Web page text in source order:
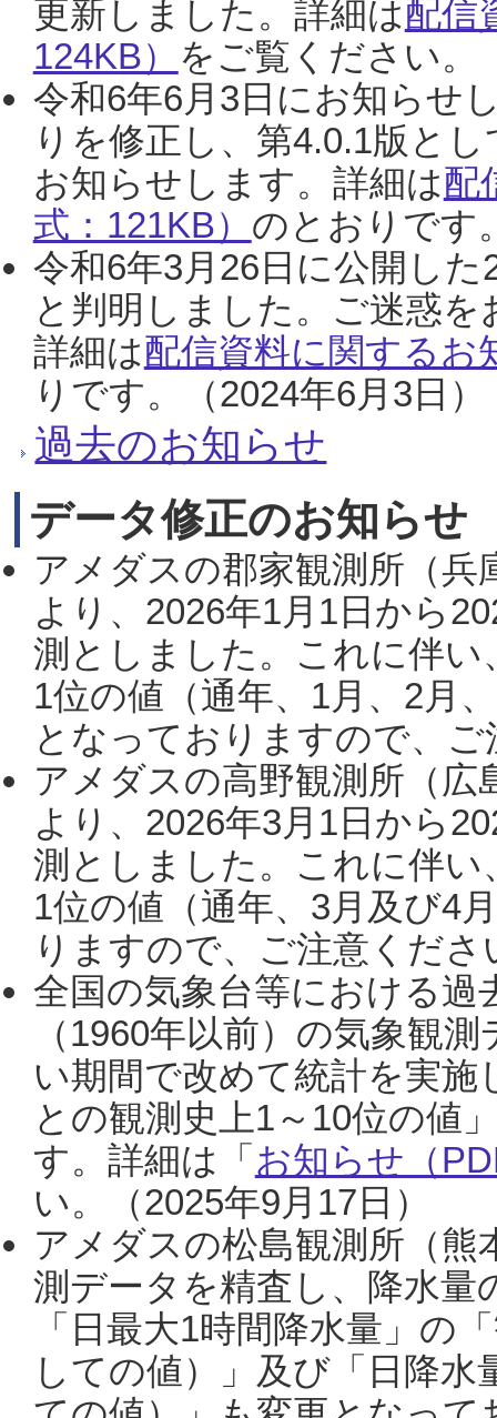
更新しました。詳細は配信
124KB） をご覧ください。
令和6年6月3日にお知らせ
りを修正し、第4.0.1版と
お知らせします。詳細は配
式：121KB） のとおりです
令和6年3月26日に公開し
と判明しました。ご迷惑
詳細は配信資料に関するお
りです。（2024年6月3日）
過去のお知らせ
データ修正のお知らせ
アメダスの郡家観測所（
より、2026年1月1日から
測としました。これに伴い
1位の値（通年、1月、2月
となっておりますので、
アメダスの高野観測所（
より、2026年3月1日から
測としました。これに伴い
1位の値（通年、3月及び4
りますので、ご注意くだ
全国の気象台等における過
（1960年以前）の気象観
い期間で改めて統計を実
との観測史上1～10位の値
す。詳細は「 お知らせ（
い。（2025年9月17日）
アメダスの松島観測所（熊
測データを精査し、降水
「日最大1時間降水量」の
しての値）」及び「日降